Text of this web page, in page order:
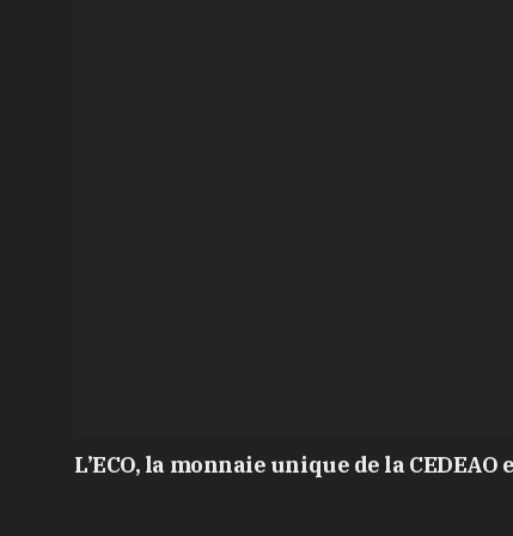
L’ECO, la monnaie unique de la